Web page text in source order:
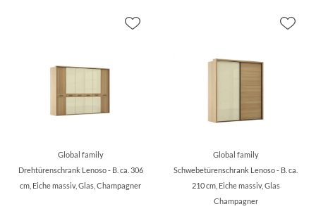
Global family
Drehtürenschrank Lenoso - B. ca. 306
cm, Eiche massiv, Glas, Champagner
Global family
Schwebetürenschrank Lenoso - B. ca.
210 cm, Eiche massiv, Glas
Champagner